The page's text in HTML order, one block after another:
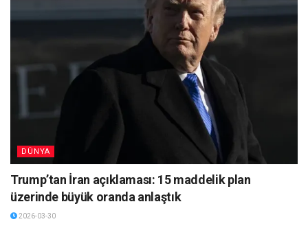
DÜNYA
Trump’tan İran açıklaması: 15 maddelik plan
üzerinde büyük oranda anlaştık
2026-03-30